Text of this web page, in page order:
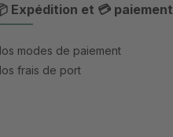
Expédition et 💳 paiement
modes de paiement
frais de port